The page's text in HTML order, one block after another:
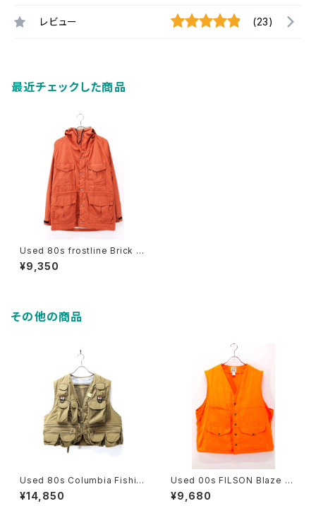
レビュー (23)
最近チェックした商品
Used 80s frostline Brick C
olor Mountain Parka Jacke
t Size S 相当 古着
¥9,350
その他の商品
Used 80s Columbia Fishin
g Gimmick Pocket Vest Siz
e L 相当 古着
¥14,850
Used 00s FILSON Blaze Or
ange Hunting Vest Size 46
古着
¥9,680